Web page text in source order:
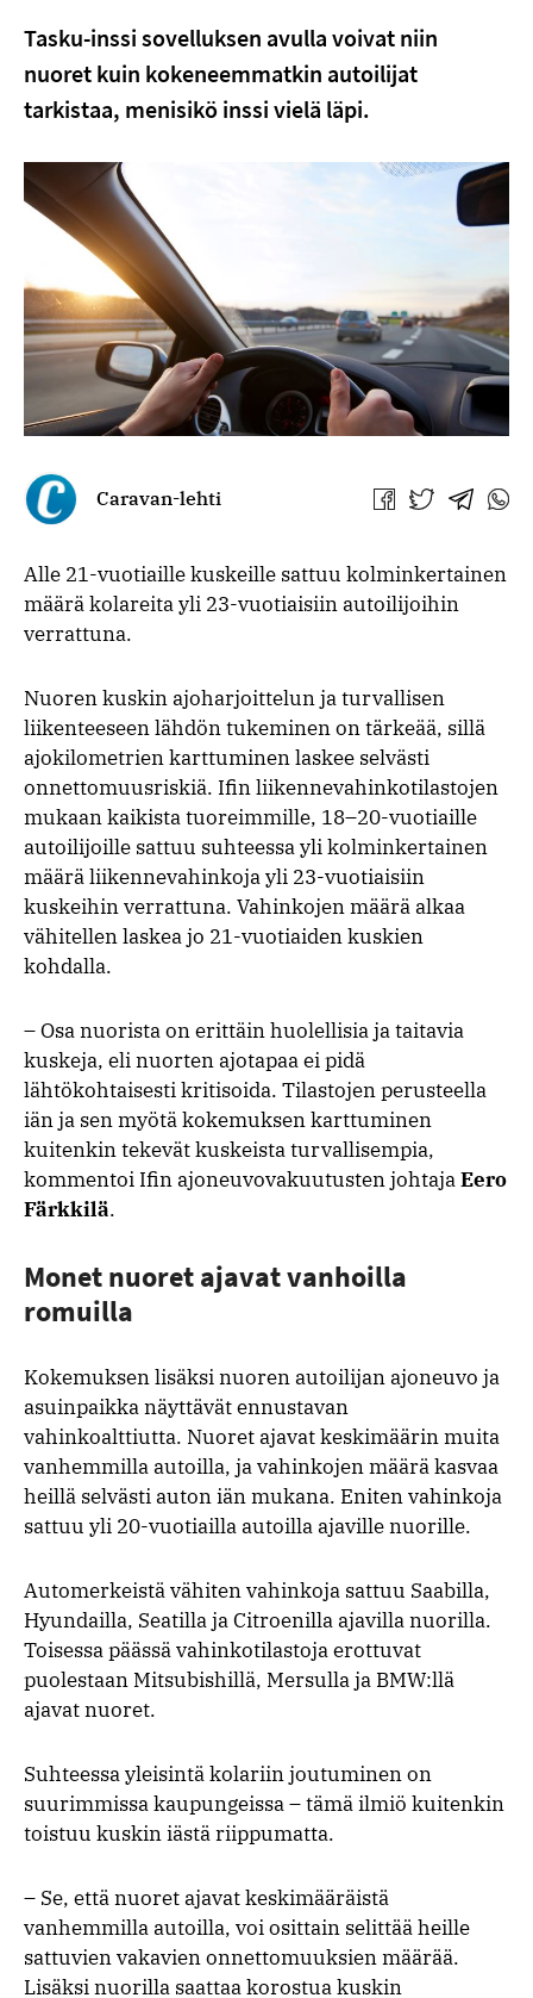
Tasku-inssi sovelluksen avulla voivat niin
nuoret kuin kokeneemmatkin autoilijat
tarkistaa, menisikö inssi vielä läpi.
Caravan-lehti
Jaa Jaa Jaa Jaa
Alle 21-vuotiaille kuskeille sattuu kolminkertainen
määrä kolareita yli 23-vuotiaisiin autoilijoihin
verrattuna.
Nuoren kuskin ajoharjoittelun ja turvallisen
liikenteeseen lähdön tukeminen on tärkeää, sillä
ajokilometrien karttuminen laskee selvästi
onnettomuusriskiä. Ifin liikennevahinkotilastojen
mukaan kaikista tuoreimmille, 18–20-vuotiaille
autoilijoille sattuu suhteessa yli kolminkertainen
määrä liikennevahinkoja yli 23-vuotiaisiin
kuskeihin verrattuna. Vahinkojen määrä alkaa
vähitellen laskea jo 21-vuotiaiden kuskien
kohdalla.
– Osa nuorista on erittäin huolellisia ja taitavia
kuskeja, eli nuorten ajotapaa ei pidä
lähtökohtaisesti kritisoida. Tilastojen perusteella
iän ja sen myötä kokemuksen karttuminen
kuitenkin tekevät kuskeista turvallisempia,
kommentoi Ifin ajoneuvovakuutusten johtajaEero
Färkkilä.
Monet nuoret ajavat vanhoilla
romuilla
Kokemuksen lisäksi nuoren autoilijan ajoneuvo ja
asuinpaikka näyttävät ennustavan
vahinkoalttiutta. Nuoret ajavat keskimäärin muita
vanhemmilla autoilla, ja vahinkojen määrä kasvaa
heillä selvästi auton iän mukana. Eniten vahinkoja
sattuu yli 20-vuotiailla autoilla ajaville nuorille.
Automerkeistä vähiten vahinkoja sattuu Saabilla,
Hyundailla, Seatilla ja Citroenilla ajavilla nuorilla.
Toisessa päässä vahinkotilastoja erottuvat
puolestaan Mitsubishillä, Mersulla ja BMW:llä
ajavat nuoret.
Suhteessa yleisintä kolariin joutuminen on
suurimmissa kaupungeissa – tämä ilmiö kuitenkin
toistuu kuskin iästä riippumatta.
– Se, että nuoret ajavat keskimääräistä
vanhemmilla autoilla, voi osittain selittää heille
sattuvien vakavien onnettomuuksien määrää.
Lisäksi nuorilla saattaa korostua kuskin